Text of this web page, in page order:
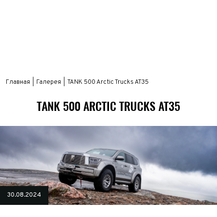
Главная Галерея TANK 500 Arctic Trucks AT35
TANK 500 ARCTIC TRUCKS AT35
30.08.2024